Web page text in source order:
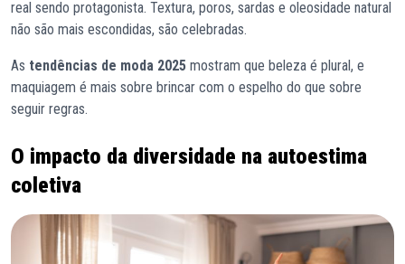
real sendo protagonista. Textura, poros, sardas e oleosidade natural
não são mais escondidas, são celebradas.
As tendências de moda 2025 mostram que beleza é plural, e
maquiagem é mais sobre brincar com o espelho do que sobre
seguir regras.
O impacto da diversidade na autoestima
coletiva